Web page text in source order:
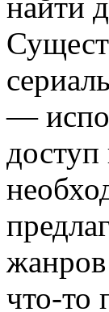
—
доступ
что-то